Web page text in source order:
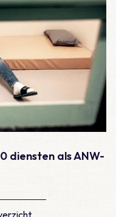
diensten als ANW-